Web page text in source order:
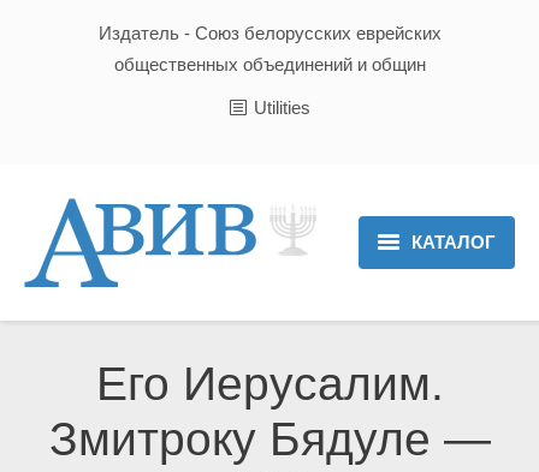
Издатель - Союз белорусских еврейских
общественных объединений и общин
Utilities
КАТАЛОГ
Культура и Традиции
Его Иерусалим.
Змитроку Бядуле —